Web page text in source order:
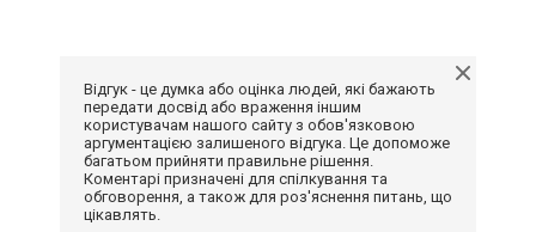
Відгук - це думка або оцінка людей, які бажають
передати досвід або враження іншим
користувачам нашого сайту з обов'язковою
аргументацією залишеного відгука. Це допоможе
багатьом прийняти правильне рішення.
Коментарі призначені для спілкування та
обговорення, а також для роз'яснення питань, що
цікавлять.